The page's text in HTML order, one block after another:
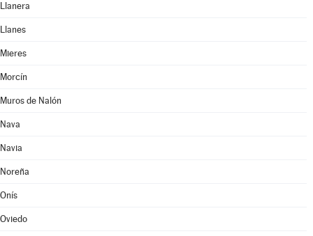
Llanera
Llanes
Mieres
Morcín
Muros de Nalón
Nava
Navia
Noreña
Onís
Oviedo